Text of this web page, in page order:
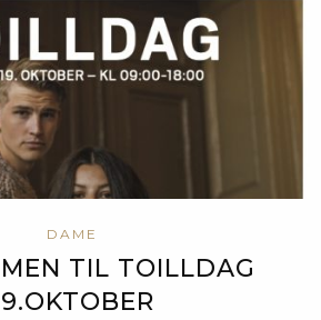
DAME
TIL TOILLDAG